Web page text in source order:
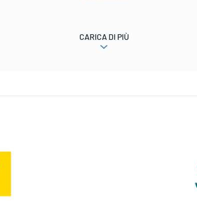
CARICA DI PIÙ